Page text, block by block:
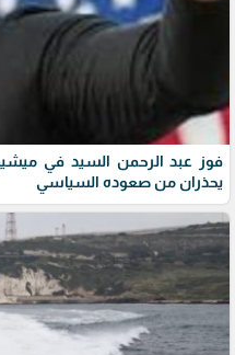
فوز عبد الرحمن السيد في
يحذران من صعوده السياسي